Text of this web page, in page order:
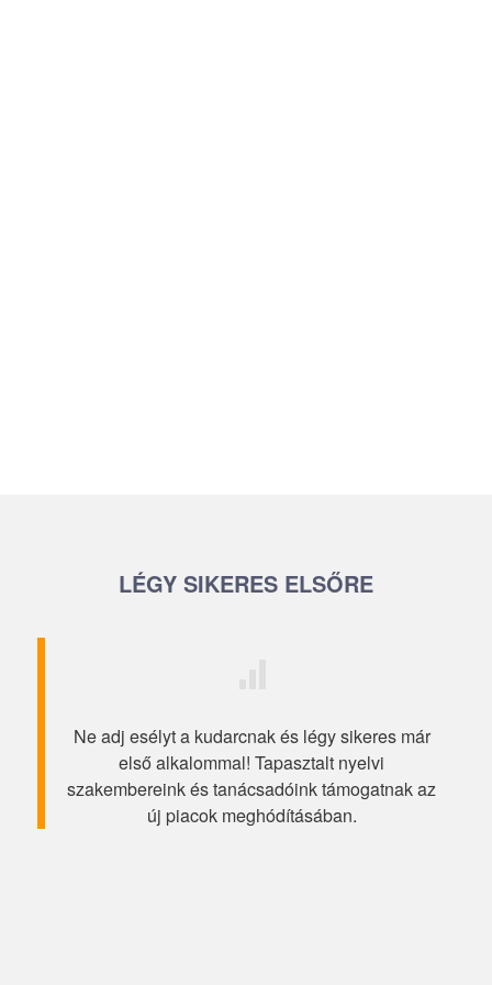
LÉGY SIKERES ELSŐRE
Ne adj esélyt a kudarcnak és légy sikeres már
első alkalommal! Tapasztalt nyelvi
szakembereink és tanácsadóink támogatnak az
új piacok meghódításában.